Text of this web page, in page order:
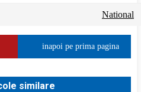
National
inapoi pe prima pagina
similare